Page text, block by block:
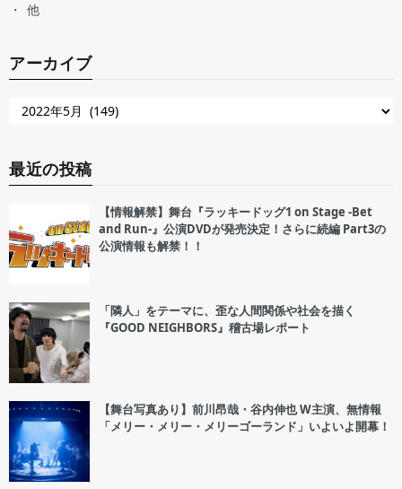
他
アーカイブ
最近の投稿
【情報解禁】舞台『ラッキードッグ1 on Stage -Bet
and Run-』公演DVDが発売決定！さらに続編 Part3の
公演情報も解禁！！
「隣人」をテーマに、歪な人間関係や社会を描く
『GOOD NEIGHBORS』稽古場レポート
【舞台写真あり】前川昂哉・谷内伸也 W主演、無情報
「メリー・メリー・メリーゴーランド」いよいよ開幕！